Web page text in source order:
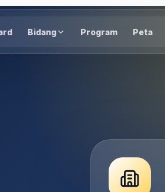
Bidang Program Peta